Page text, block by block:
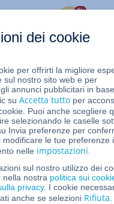
%
breve
è un dominio
che viene utilizzato,
di dominio, con i prodotti di
utilizzato con i
rimane invariato e
come sempre presso il
dei cookie
per offrirti la migliore
sul nostro sito web e per
annunci pubblicitari in
suAccetta tutto per
Puoi anche scegliere
selezionando le caselle
Invia preferenze per
modificare le tue preferenze
nelle impostazioni
sul nostro utilizzo dei
nella nostra politica sui
privacy. I cookie
anche se selezioni Rifiuta